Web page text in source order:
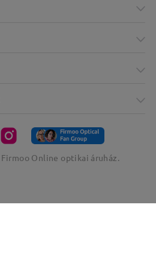
Firmoo Online optikai áruház.